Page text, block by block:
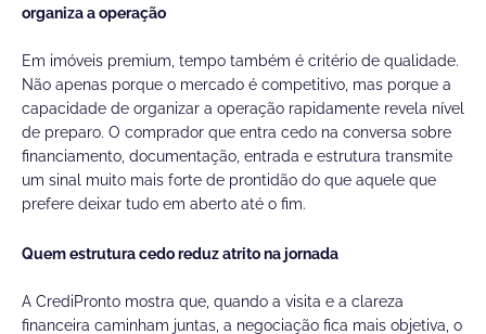
organiza a operação
Em imóveis premium, tempo também é critério de qualidade.
Não apenas porque o mercado é competitivo, mas porque a
capacidade de organizar a operação rapidamente revela nível
de preparo. O comprador que entra cedo na conversa sobre
financiamento, documentação, entrada e estrutura transmite
um sinal muito mais forte de prontidão do que aquele que
prefere deixar tudo em aberto até o fim.
Quem estrutura cedo reduz atrito na jornada
A CrediPronto mostra que, quando a visita e a clareza
financeira caminham juntas, a negociação fica mais objetiva, o